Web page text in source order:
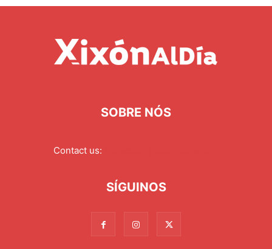
SOBRE NÓS
Contact us:
SÍGUINOS